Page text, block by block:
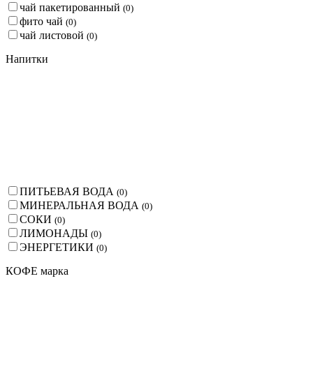
чай пакетированный (0)
фито чай (0)
чай листовой (0)
Напитки
ПИТЬЕВАЯ ВОДА (0)
МИНЕРАЛЬНАЯ ВОДА (0)
СОКИ (0)
ЛИМОНАДЫ (0)
ЭНЕРГЕТИКИ (0)
КОФЕ марка